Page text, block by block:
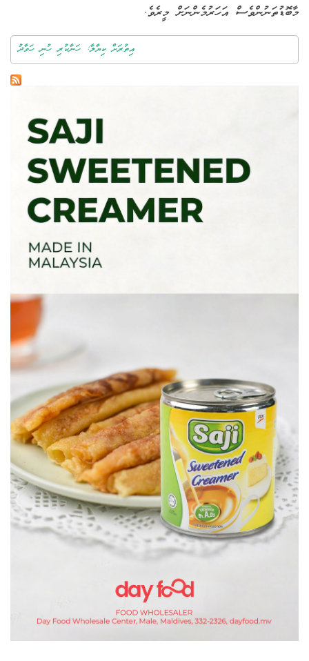
މާބޮޑުތަނުންވެސް އަހަރުމެންނަށް މީރެވެ.
އިތުރަށް ކިޔާލާ: ހަނާކުރި ހުނި ހަވާދު